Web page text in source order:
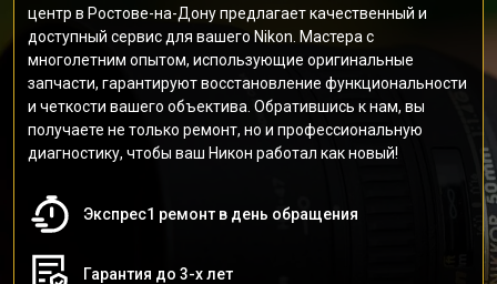
центр в Ростове-на-Дону предлагает качественный и
доступный сервис для вашего Nikon. Мастера с
многолетним опытом, использующие оригинальные
запчасти, гарантируют восстановление функциональности
и четкости вашего объектива. Обратившись к нам, вы
получаете не только ремонт, но и профессиональную
диагностику, чтобы ваш Никон работал как новый!
Экспрес1 ремонт в день обращения
Гарантия до 3-х лет